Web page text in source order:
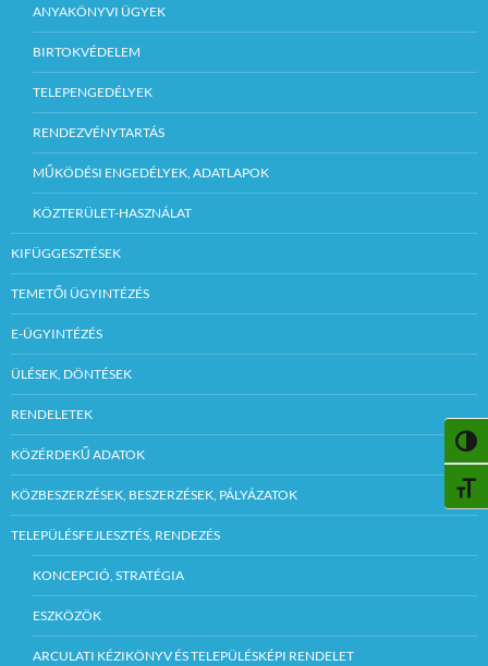
ANYAKÖNYVI ÜGYEK
BIRTOKVÉDELEM
TELEPENGEDÉLYEK
RENDEZVÉNYTARTÁS
MŰKÖDÉSI ENGEDÉLYEK, ADATLAPOK
KÖZTERÜLET-HASZNÁLAT
KIFÜGGESZTÉSEK
TEMETŐI ÜGYINTÉZÉS
E-ÜGYINTÉZÉS
ÜLÉSEK, DÖNTÉSEK
RENDELETEK
KÖZÉRDEKŰ ADATOK
KÖZBESZERZÉSEK, BESZERZÉSEK, PÁLYÁZATOK
TELEPÜLÉSFEJLESZTÉS, RENDEZÉS
KONCEPCIÓ, STRATÉGIA
ESZKÖZÖK
ARCULATI KÉZIKÖNYV ÉS TELEPÜLÉSKÉPI RENDELET